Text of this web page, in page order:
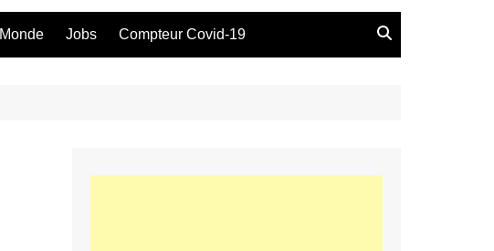
Monde Jobs Compteur Covid-19